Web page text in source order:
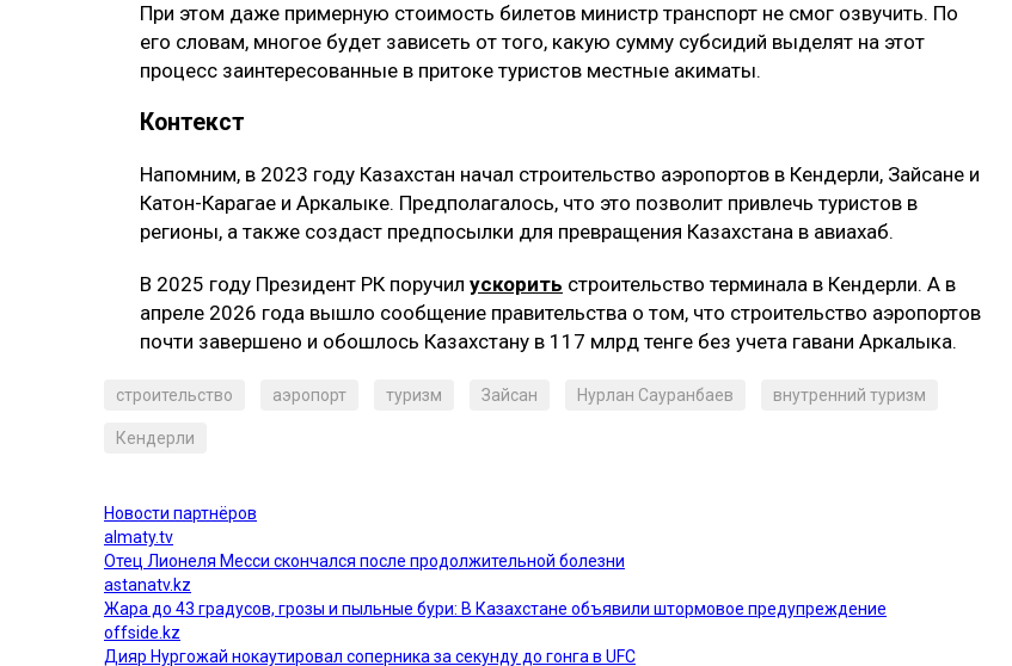
При этом даже примерную стоимость билетов министр транспорт не смог озвучить. По
его словам, многое будет зависеть от того, какую сумму субсидий выделят на этот
процесс заинтересованные в притоке туристов местные акиматы.
Контекст
Напомним, в 2023 году Казахстан начал строительство аэропортов в Кендерли, Зайсане и
Катон-Карагае и Аркалыке. Предполагалось, что это позволит привлечь туристов в
регионы, а также создаст предпосылки для превращения Казахстана в авиахаб.
В 2025 году Президент РК поручил ускорить строительство терминала в Кендерли. А в
апреле 2026 года вышло сообщение правительства о том, что строительство аэропортов
почти завершено и обошлось Казахстану в 117 млрд тенге без учета гавани Аркалыка.
строительство аэропорт туризм Зайсан Нурлан Сауранбаев внутренний туризм
Кендерли